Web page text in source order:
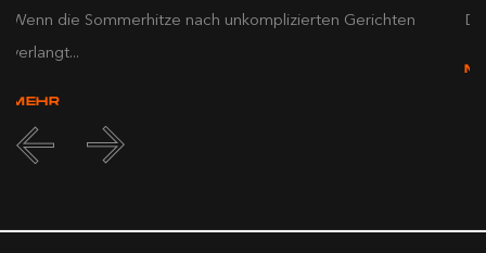
Wenn die Sommerhitze nach unkomplizierten Gerichten
verlangt...
MEHR